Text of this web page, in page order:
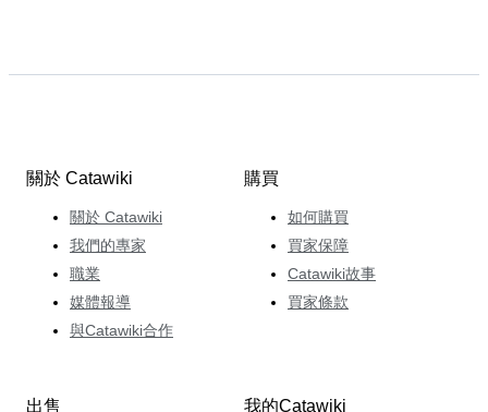
關於 Catawiki
關於 Catawiki
我們的專家
職業
媒體報導
與Catawiki合作
購買
如何購買
買家保障
Catawiki故事
買家條款
出售 我的Catawiki